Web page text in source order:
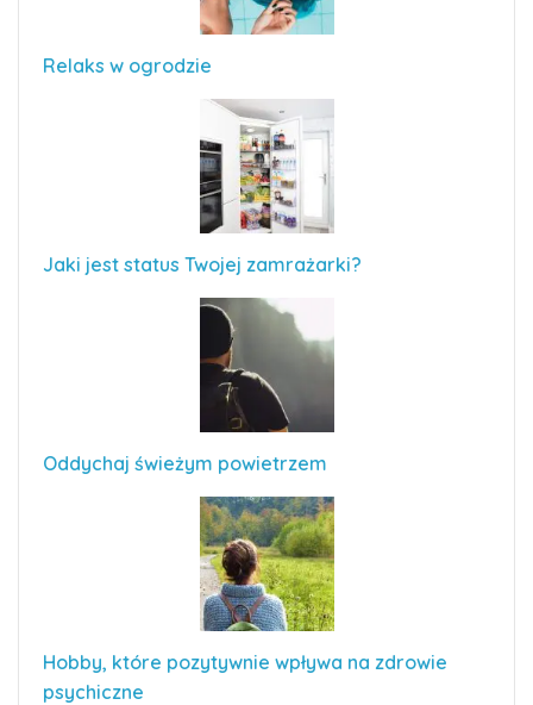
Relaks w ogrodzie
Jaki jest status Twojej zamrażarki?
Oddychaj świeżym powietrzem
Hobby, które pozytywnie wpływa na zdrowie
psychiczne